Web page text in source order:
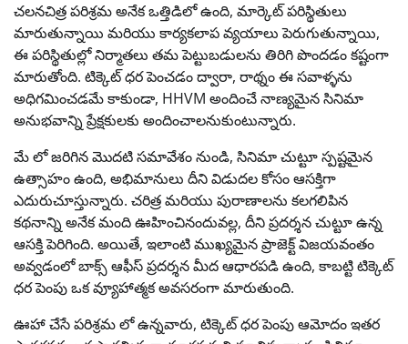
చలనచిత్ర పరిశ్రమ అనేక ఒత్తిడిలో ఉంది, మార్కెట్ పరిస్థితులు
మారుతున్నాయి మరియు కార్యకలాప వ్యయాలు పెరుగుతున్నాయి,
ఈ పరిస్థితుల్లో నిర్మాతలు తమ పెట్టుబడులను తిరిగి పొందడం కష్టంగా
మారుతోంది. టిక్కెట్ ధర పెంచడం ద్వారా, రాథ్నం ఈ సవాళ్ళను
అధిగమించడమే కాకుండా, HHVM అందించే నాణ్యమైన సినిమా
అనుభవాన్ని ప్రేక్షకులకు అందించాలనుకుంటున్నారు.
మే లో జరిగిన మొదటి సమావేశం నుండి, సినిమా చుట్టూ స్పష్టమైన
ఉత్సాహం ఉంది, అభిమానులు దీని విడుదల కోసం ఆసక్తిగా
ఎదురుచూస్తున్నారు. చరిత్ర మరియు పురాణాలను కలగలిపిన
కథనాన్ని అనేక మంది ఊహించినందువల్ల, దీని ప్రదర్శన చుట్టూ ఉన్న
ఆసక్తి పెరిగింది. అయితే, ఇలాంటి ముఖ్యమైన ప్రాజెక్ట్ విజయవంతం
అవ్వడంలో బాక్స్ ఆఫీస్ ప్రదర్శన మీద ఆధారపడి ఉంది, కాబట్టి టిక్కెట్
ధర పెంపు ఒక వ్యూహాత్మక అవసరంగా మారుతుంది.
ఊహా చేసే పరిశ్రమ లో ఉన్నవారు, టిక్కెట్ ధర పెంపు ఆమోదం ఇతర